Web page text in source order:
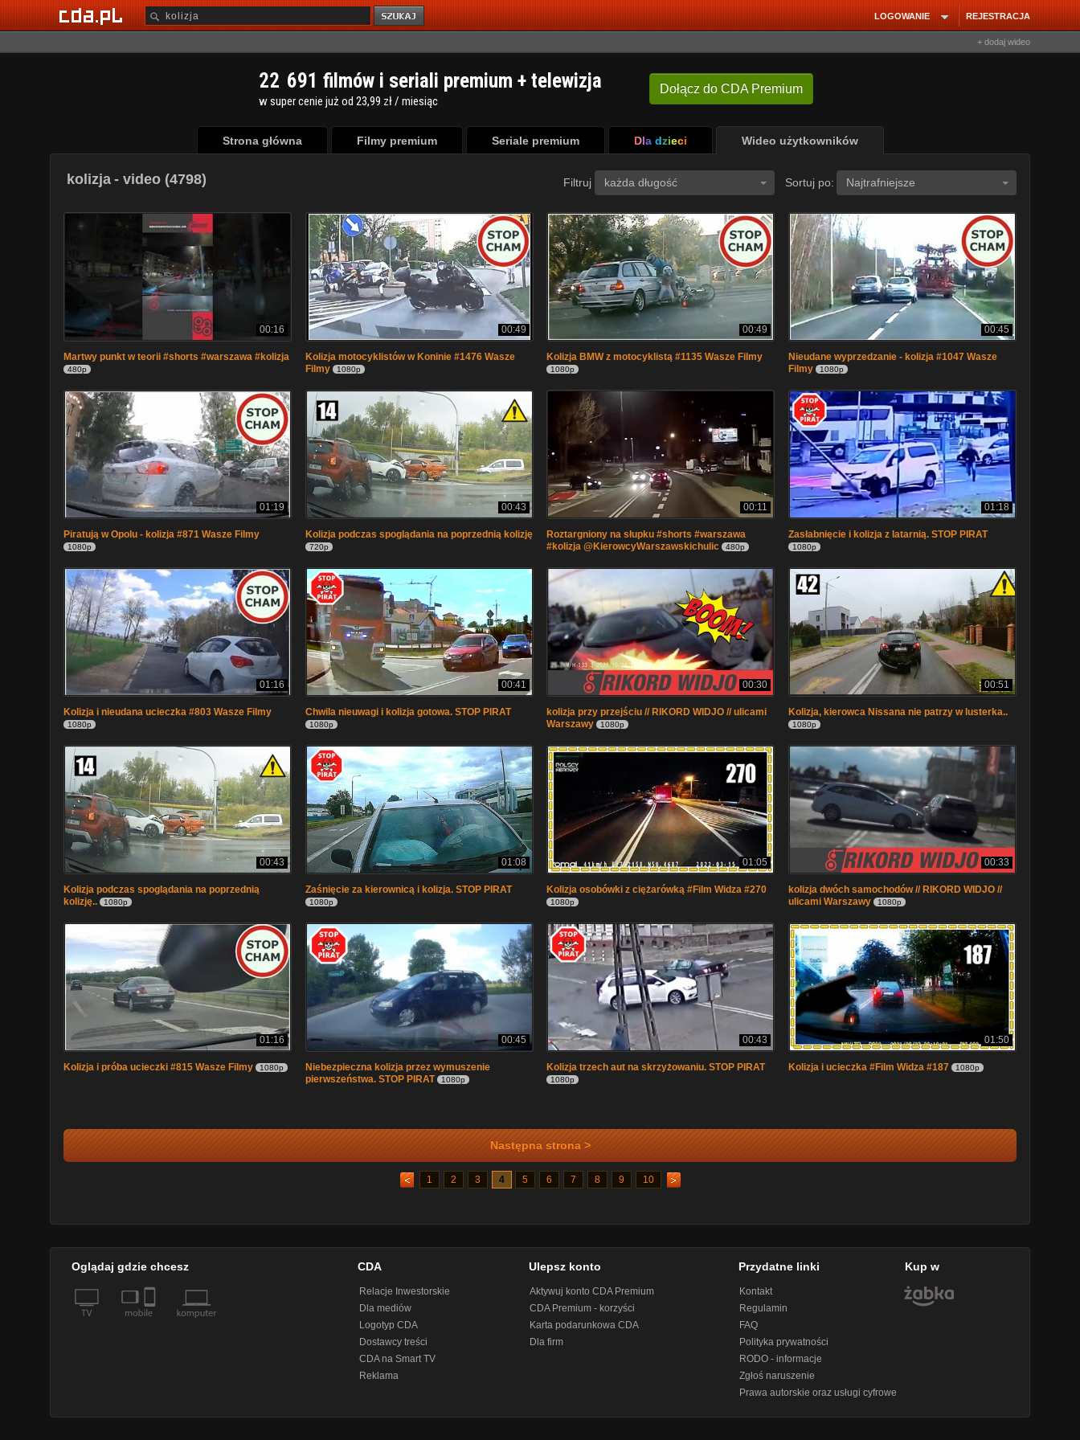
REJESTRACJA
LOGOWANIE
+ dodaj wideo
Dołącz do CDA Premium
22 691 filmów i seriali premium + telewizja
w super cenie już od 23,99 zł / miesiąc
Strona główna Filmy premium Seriale premium Dla dzieci Wideo użytkowników
kolizja - video (4798) Filtruj każda długość Sortuj po: Najtrafniejsze
00:16
Martwy punkt w teorii #shorts #warszawa #kolizja
480p
00:49
Kolizja motocyklistów w Koninie #1476 Wasze
Filmy
1080p
00:49
Kolizja BMW z motocyklistą #1135 Wasze Filmy
1080p
00:45
Nieudane wyprzedzanie - kolizja #1047 Wasze
Filmy
1080p
01:19
Piratują w Opolu - kolizja #871 Wasze Filmy
1080p
00:43
Kolizja podczas spoglądania na poprzednią kolizję
720p
00:11
Roztargniony na słupku #shorts #warszawa
#kolizja @KierowcyWarszawskichulic
480p
01:18
Zasłabnięcie i kolizja z latarnią. STOP PIRAT
1080p
01:16
Kolizja i nieudana ucieczka #803 Wasze Filmy
1080p
00:41
Chwila nieuwagi i kolizja gotowa. STOP PIRAT
1080p
00:30
kolizja przy przejściu // RIKORD WIDJO // ulicami
Warszawy
1080p
00:51
Kolizja, kierowca Nissana nie patrzy w lusterka..
1080p
00:43
Kolizja podczas spoglądania na poprzednią
kolizję..
1080p
01:08
Zaśnięcie za kierownicą i kolizja. STOP PIRAT
1080p
01:05
Kolizja osobówki z ciężarówką #Film Widza #270
1080p
00:33
kolizja dwóch samochodów // RIKORD WIDJO //
ulicami Warszawy
1080p
01:16
Kolizja i próba ucieczki #815 Wasze Filmy 1080p
00:45
Niebezpieczna kolizja przez wymuszenie
pierwszeństwa. STOP PIRAT
1080p
00:43
Kolizja trzech aut na skrzyżowaniu. STOP PIRAT
1080p
01:50
Kolizja i ucieczka #Film Widza #187 1080p
Następna strona >
1 2 3 4 5 6 7 8 9 10
Oglądaj gdzie chcesz CDA
Relacje Inwestorskie
Dla mediów
Logotyp CDA
Dostawcy treści
CDA na Smart TV
Reklama
Ulepsz konto
Aktywuj konto CDA Premium
CDA Premium - korzyści
Karta podarunkowa CDA
Dla firm
Przydatne linki
Kontakt
Regulamin
FAQ
Polityka prywatności
RODO - informacje
Zgłoś naruszenie
Prawa autorskie oraz usługi cyfrowe
Kup w